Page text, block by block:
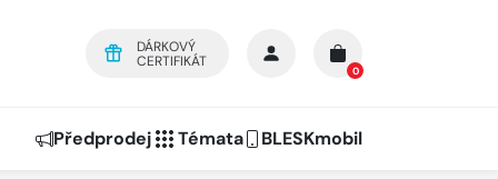
DÁRKOVÝ
CERTIFIKÁT
0
Předprodej Témata BLESKmobil